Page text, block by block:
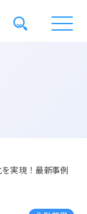
実現！最新事例